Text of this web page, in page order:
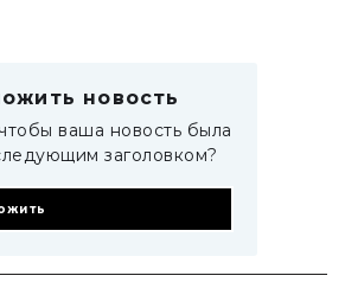
новость
ваша новость была
заголовком?